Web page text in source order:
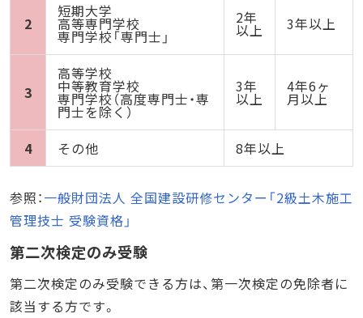
2
短期大学
高等専門学校
専門学校「専門士」
2年
以上 3年以上
3
高等学校
中等教育学校
専門学校（高度専門士・専
門士を除く）
3年
以上
4年6ヶ
月以上
4 その他 8年以上
参照：一般財団法人 全国建設研修センター「2級土木施工
管理技士 受験資格」
第二次検定のみ受験
第二次検定のみ受験できる方は、第一次検定の免除者に
該当する方です。